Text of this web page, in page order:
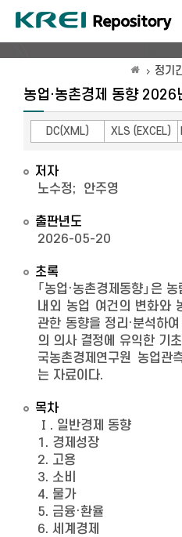
정기
농업·농촌경제 동향 2026
DC(XML) XLS (EXCEL)
저자
노수정; 안주영
출판년도
2026-05-20
초록
「농업·농촌경제동향」은
내외 농업 여건의 변화와
관한 동향을 정리·분석하
의 의사 결정에 유익한 기
국농촌경제연구원 농업관
는 자료이다.
목차
Ⅰ. 일반경제 동향
1. 경제성장
2. 고용
3. 소비
4. 물가
5. 금융·환율
6. 세계경제